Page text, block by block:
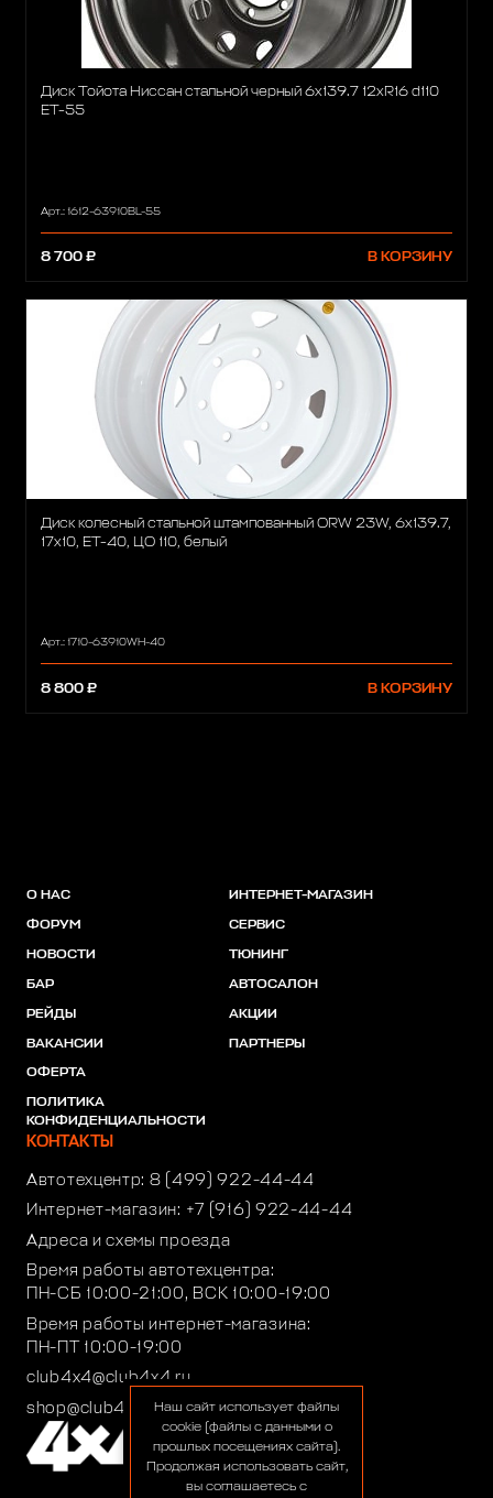
Диск Тойота Ниссан стальной черный 6x139.7 12xR16 d110
ET-55
Арт.: 1612-63910BL-55
8 700 ₽ В КОРЗИНУ
Диск колесный стальной штампованный ORW 23W, 6x139.7,
17x10, ET-40, ЦО 110, белый
Арт.: 1710-63910WH-40
8 800 ₽ В КОРЗИНУ
О НАС
ФОРУМ
НОВОСТИ
БАР
РЕЙДЫ
ВАКАНСИИ
ОФЕРТА
ПОЛИТИКА
КОНФИДЕНЦИАЛЬНОСТИ
ИНТЕРНЕТ-МАГАЗИН
СЕРВИС
ТЮНИНГ
АВТОСАЛОН
АКЦИИ
ПАРТНЕРЫ
КОНТАКТЫ
Автотехцентр: 8 (499) 922-44-44
Интернет-магазин: +7 (916) 922-44-44
Адреса и схемы проезда
Время работы автотехцентра:
ПН-СБ 10:00-21:00, ВСК 10:00-19:00
Время работы интернет-магазина:
ПН-ПТ 10:00-19:00
club4x4@club4x4.ru
shop@club4x4.ruНаш сайт использует файлы
cookie (файлы с данными о
прошлых посещениях сайта).
Продолжая использовать сайт,
вы соглашаетесь с